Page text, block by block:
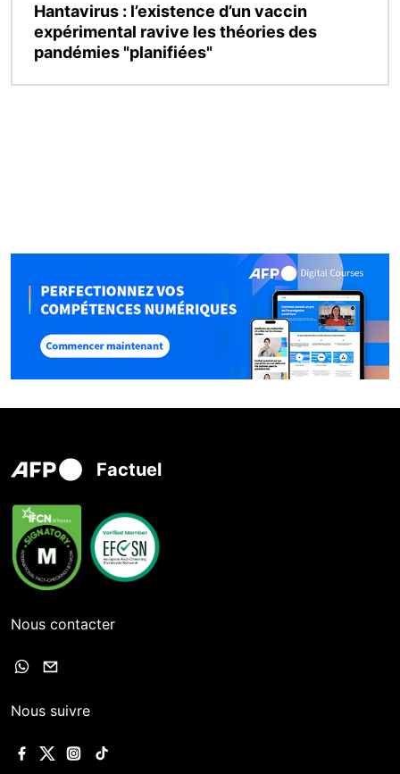
Hantavirus : l’existence d’un vaccin
expérimental ravive les théories des
pandémies "planifiées"
Factuel
Nous contacter
Nous suivre